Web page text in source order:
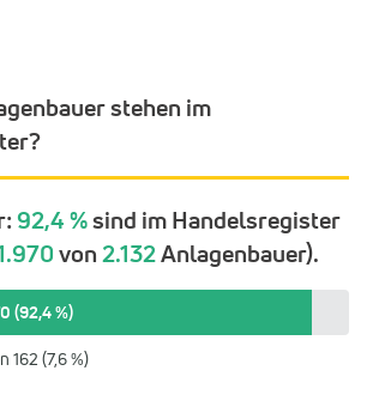
stehen im
92,4 %sind im Handelsregister
von2.132Anlagenbauer).
(92,4 %)
162 (7,6 %)